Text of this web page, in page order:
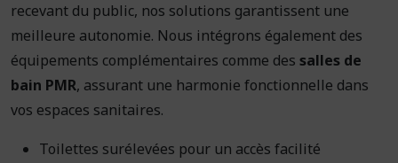
recevant du public, nos solutions garantissent une
meilleure autonomie. Nous intégrons également des
équipements complémentaires comme des salles de
bain PMR, assurant une harmonie fonctionnelle dans
vos espaces sanitaires.
Toilettes surélevées pour un accès facilité